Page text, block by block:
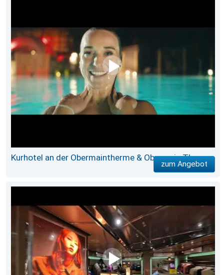
Kurhotel an der Obermaintherme & Obermain Therme
zum Angebot